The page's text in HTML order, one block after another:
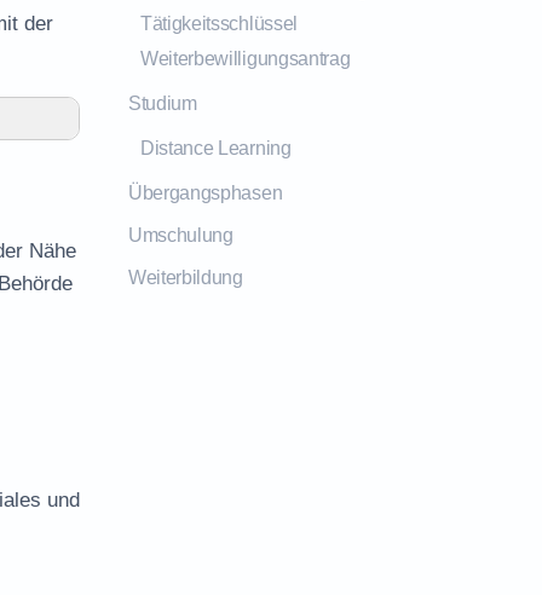
der
Nähe
und
Tätigkeitsschlüssel
Weiterbewilligungsantrag
Studium
Distance Learning
Übergangsphasen
Umschulung
Weiterbildung